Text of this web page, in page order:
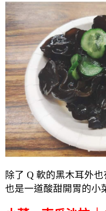
除了 Q 軟的黑木耳外
也是一道酸甜開胃的小